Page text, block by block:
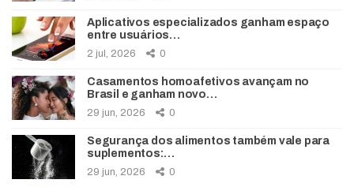
Aplicativos especializados ganham espaço
entre usuários…
2 jul, 2026 0
Casamentos homoafetivos avançam no
Brasil e ganham novo…
29 jun, 2026 0
Segurança dos alimentos também vale para
suplementos:…
29 jun, 2026 0